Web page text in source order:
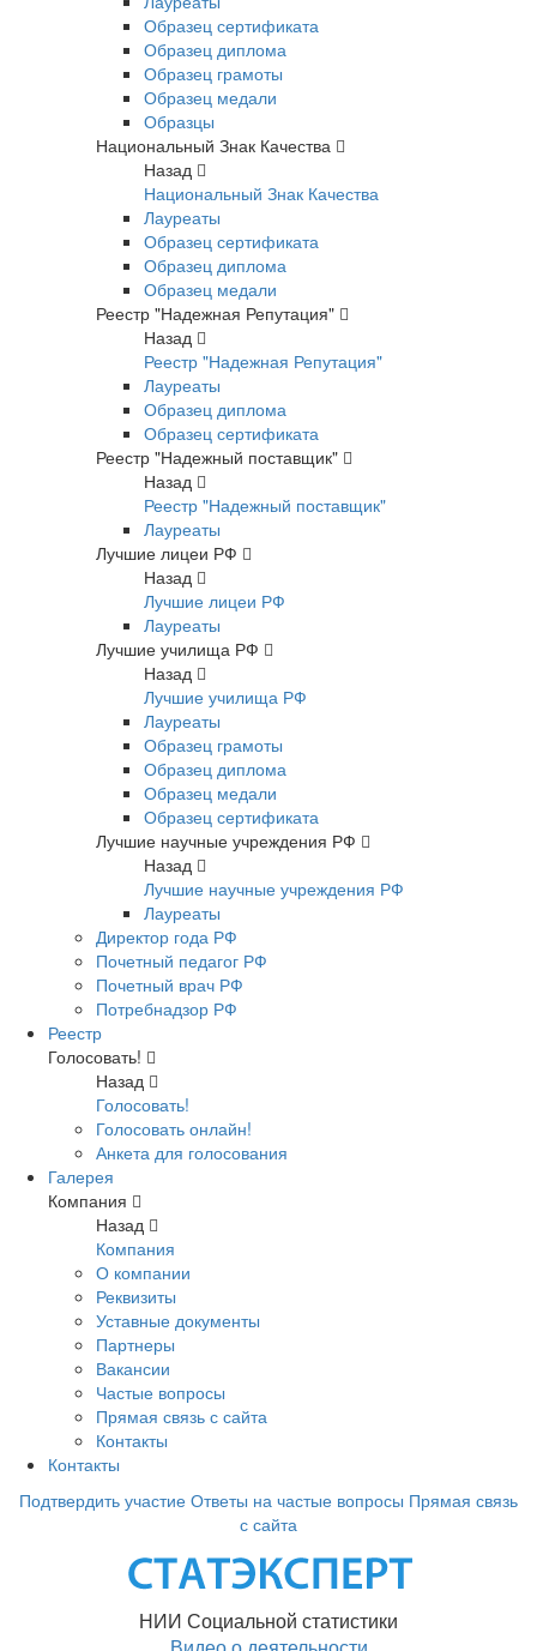
Образец сертификата
Образец диплома
Образец грамоты
Образец медали
Образцы
Национальный Знак Качества
Назад
Национальный Знак Качества
Лауреаты
Образец сертификата
Образец диплома
Образец медали
Реестр "Надежная Репутация"
Назад
Реестр "Надежная Репутация"
Лауреаты
Образец диплома
Образец сертификата
Реестр "Надежный поставщик"
Назад
Реестр "Надежный поставщик"
Лауреаты
Лучшие лицеи РФ
Назад
Лучшие лицеи РФ
Лауреаты
Лучшие училища РФ
Назад
Лучшие училища РФ
Лауреаты
Образец грамоты
Образец диплома
Образец медали
Образец сертификата
Лучшие научные учреждения РФ
Назад
Лучшие научные учреждения РФ
Лауреаты
Директор года РФ
Почетный педагог РФ
Почетный врач РФ
Потребнадзор РФ
Реестр
Голосовать!
Назад
Голосовать!
Голосовать онлайн!
Анкета для голосования
Галерея
Компания
Назад
Компания
О компании
Реквизиты
Уставные документы
Партнеры
Вакансии
Частые вопросы
Прямая связь с сайта
Контакты
Контакты
Подтвердить участие Ответы на частые вопросы Прямая связь
с сайта
НИИ Социальной статистики